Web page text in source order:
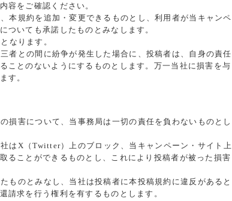
容をご確認ください。
本規約を追加・変更できるものとし、利用者が当キャンペ
ついても承諾したものとみなします。
なります。
者との間に紛争が発生した場合に、投稿者は、自身の責任
ことのないようにするものとします。万一当社に損害を与
す。
損害について、当事務局は一切の責任を負わないものとし
はX（Twitter）上のブロック、当キャンペーン・サイト上
ることができるものとし、これにより投稿者が被った損害
ものとみなし、当社は投稿者に本投稿規約に違反があると
請求を行う権利を有するものとします。